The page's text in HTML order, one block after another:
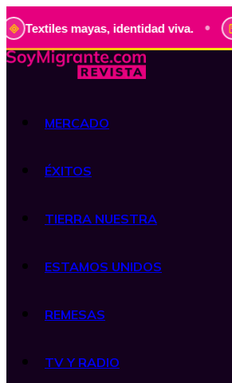
identidad viva. • Serie:
MERCADO
ÉXITOS
TIERRA NUESTRA
ESTAMOS UNIDOS
REMESAS
TV Y RADIO